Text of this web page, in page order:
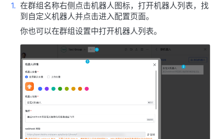
在群组名称右侧点击机器人图标，打开机器人列表，找
到自定义机器人并点击进入配置页面。
你也可以在群组设置中打开机器人列表。